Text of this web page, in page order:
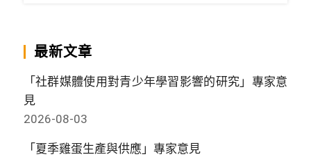
最新文章
「社群媒體使用對青少年學習影響的研究」專家意
見
2026-08-03
「夏季雞蛋生產與供應」專家意見